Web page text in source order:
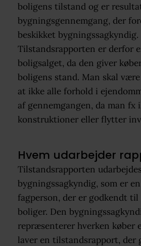
boligens tilstand og er
bygningsgennemgang, der
beskikket bygningssagkyndig.
Tilstandsrapporten er derfor
boligsalget, da den giver
boligens stand. Man skal
at ikke alle forhold i
af gennemgangen, da man fx
konstruktioner eller flytter
Hvem udarbejder
Tilstandsrapporten
bygningssagkyndig, som er
fagperson, der er godkendt til
boliger. Den
repræsenterer hverken køber
laver en tilstandsrapport, der